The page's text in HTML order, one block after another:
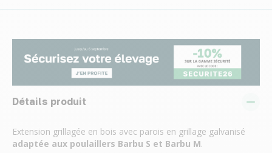
Détails produit
Extension grillagée en bois avec parois en grillage galvanisé
adaptée aux poulaillers Barbu S et Barbu M.